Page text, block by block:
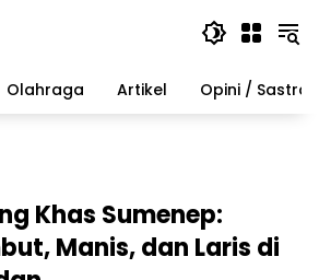
Olahraga Artikel Opini / Sastra
Khas Sumenep:
Manis, dan Laris di